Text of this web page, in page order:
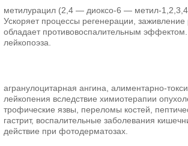
метилурацил (2,4 — диоксо-6 — метил-1,2,3,4
Ускоряет процессы регенерации,
обладает противовоспалительным
лейкопоэза.
агранулоцитарная ангина, алиментарно-
лейкопения вследствие химиотерапии
трофические язвы, переломы костей,
гастрит, воспалительные заболевания
действие при фотодерматозах.